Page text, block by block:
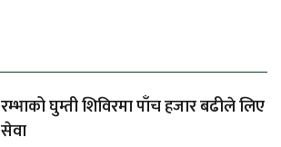
रम्भाको घुम्ती शिविरमा पाँच हजार बढीले लिए
सेवा